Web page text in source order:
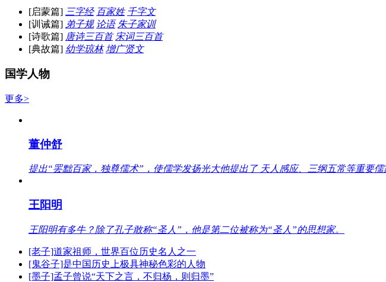
[启蒙篇] 三字经 百家姓 千字文
[训诫篇] 弟子规 论语 朱子家训
[诗歌篇] 唐诗三百首 宋词三百首
[典故篇] 幼学琼林 增广贤文
国学人物
更多>
董仲舒
提出“罢黜百家，独尊儒术”，使儒学发扬光大他提出了 天人感应、三纲五常等重要儒
王阳明
王阳明有多牛？除了孔子敢称“圣人”，他是第二位被称为“圣人”的思想家。
[老子]道家祖师，世界百位历史名人之一
[鬼谷子]是中国历史上极具神秘色彩的人物
[墨子]孟子曾说“天下之言，不归杨，则归墨”